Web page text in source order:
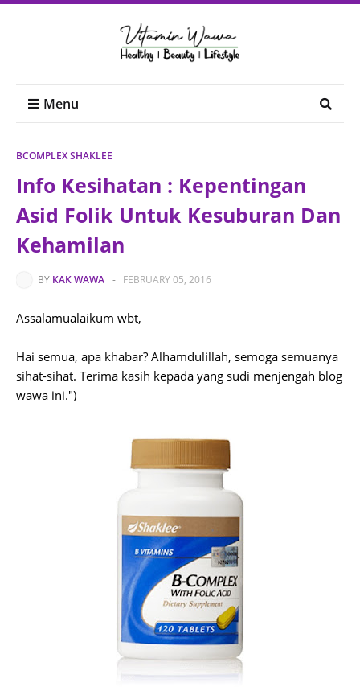
Menu
BCOMPLEX SHAKLEE
Info Kesihatan : Kepentingan
Asid Folik Untuk Kesuburan Dan
Kehamilan
BY KAK WAWA - FEBRUARY 05, 2016
Assalamualaikum wbt,
Hai semua, apa khabar? Alhamdulillah, semoga semuanya
sihat-sihat. Terima kasih kepada yang sudi menjengah blog
wawa ini.")